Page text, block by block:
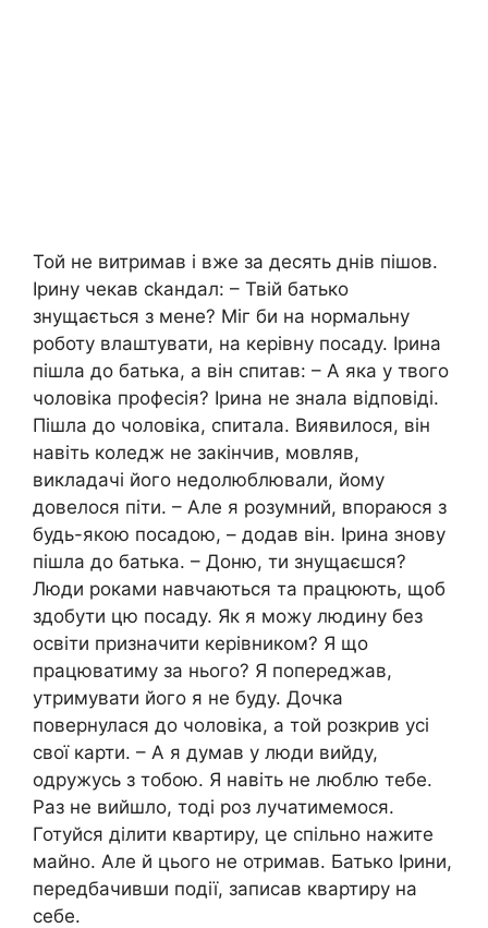
Той не витримав і вже за десять днів пішов.
Ірину чекав сkандал: – Твій батько
знущається з мене? Міг би на нормальну
роботу влаштувати, на керівну посаду. Ірина
пішла до батька, а він спитав: – А яка у твого
чоловіка професія? Ірина не знала відповіді.
Пішла до чоловіка, спитала. Виявилося, він
навіть коледж не закінчив, мовляв,
викладачі його недолюблювали, йому
довелося піти. – Але я розумний, впораюся з
будь-якою посадою, – додав він. Ірина знову
пішла до батька. – Доню, ти знущаєшся?
Люди роками навчаються та працюють, щоб
здобути цю посаду. Як я можу людину без
освіти призначити керівником? Я що
працюватиму за нього? Я попереджав,
утримувати його я не буду. Дочка
повернулася до чоловіка, а той розкрив усі
свої карти. – А я думав у люди вийду,
одружусь з тобою. Я навіть не люблю тебе.
Раз не вийшло, тоді роз лучатимемося.
Готуйся ділити квартиру, це спільно нажите
майно. Але й цього не отримав. Батько Ірини,
передбачивши події, записав квартиру на
себе.